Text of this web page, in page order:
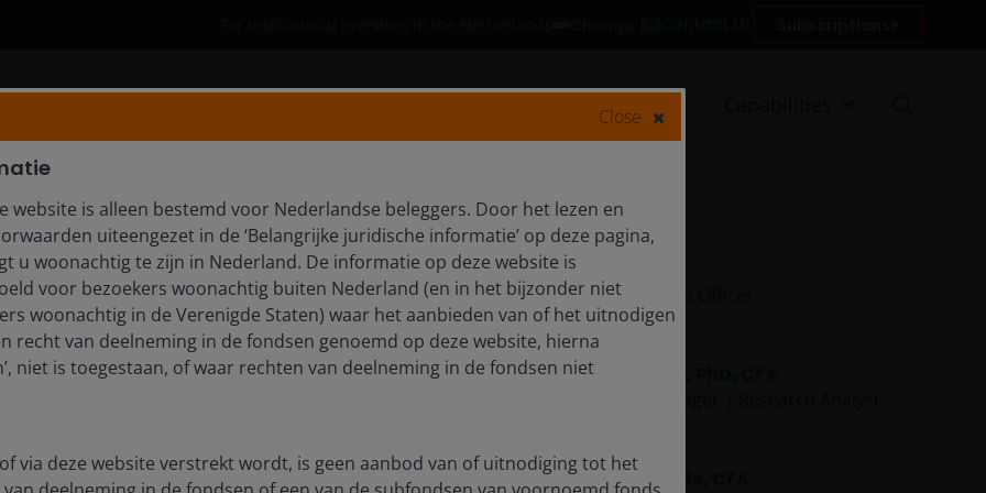
Client reporting
innovation and a game
Ali Dibadj speaks with Dan Lyons and Richard Clode
and rapid advances in AI are creating
Ali Dibadj
Chief Executive Officer
Daniel Lyons, PhD, CFA
Richard Clode, CFA
Close
website is alleen bestemd voor Nederlandse beleggers. Door het lezen en
uiteengezet in de ‘Belangrijke juridische informatie’ op deze pagina,
u woonachtig te zijn in Nederland. De informatie op deze website is
voor bezoekers woonachtig buiten Nederland (en in het bijzonder niet
woonachtig in de Verenigde Staten) waar het aanbieden van of het uitnodigen
recht van deelneming in de fondsen genoemd op deze website, hierna
niet is toegestaan, of waar rechten van deelneming in de fondsen niet
via deze website verstrekt wordt, is geen aanbod van of uitnodiging tot het